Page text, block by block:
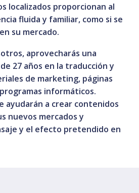
localizados proporcionan al
fluida y familiar, como si se
su mercado.
aprovecharás una
27 años en la traducción y
de marketing, páginas
informáticos.
ayudarán a crear contenidos
nuevos mercados y
y el efecto pretendido en